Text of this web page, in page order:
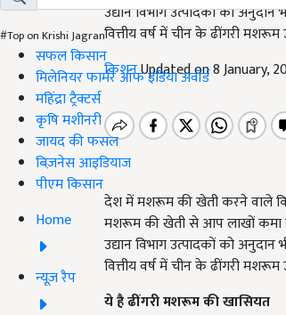
#Top on Krishi Jagran
सफल किसान
मिलेनियर फार्मर ऑफ इंडिया अवॉर्ड
महिंद्रा ट्रैक्टर्स
कृषि मशीनरी
जायद की फसल
बिज़नेस आइडियाज
पीएम किसान
Home
न्यूज़ रैप
उद्यान विभाग उत्पादकों को
वित्तीय वर्ष में चीन के ढींगरी
किशनUpdated on 8 January,
देश में मशरूम की खेती करने वाले
मशरूम की खेती से आप लाखों कमा
उद्यान विभाग उत्पादकों को
वित्तीय वर्ष में चीन के ढींगरी
ये है ढींगरी मशरूम की खासियत